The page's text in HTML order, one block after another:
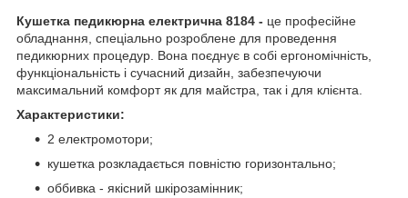
Кушетка педикюрна електрична 8184 - це професійне
обладнання, спеціально розроблене для проведення
педикюрних процедур. Вона поєднує в собі ергономічність,
функціональність і сучасний дизайн, забезпечуючи
максимальний комфорт як для майстра, так і для клієнта.
Характеристики:
2 електромотори;
кушетка розкладається повністю горизонтально;
оббивка - якісний шкірозамінник;